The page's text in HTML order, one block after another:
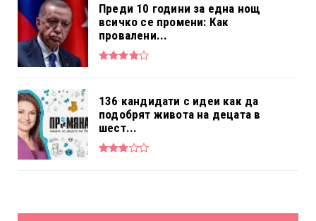
Преди 10 години за една нощ
всичко се промени: Как
провалени...
136 кандидати с идеи как да
подобрят живота на децата в
шест...